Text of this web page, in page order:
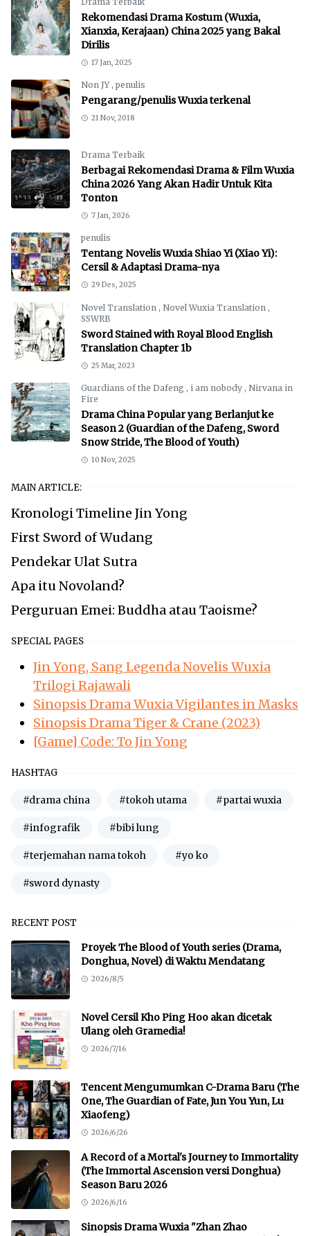
Rekomendasi Drama Kostum (Wuxia,
Xianxia, Kerajaan) China 2025 yang Bakal
Dirilis
17 Jan, 2025
Non JY , penulis
Pengarang/penulis Wuxia terkenal
21 Nov, 2018
Drama Terbaik
Berbagai Rekomendasi Drama & Film Wuxia
China 2026 Yang Akan Hadir Untuk Kita
Tonton
7 Jan, 2026
penulis
Tentang Novelis Wuxia Shiao Yi (Xiao Yi):
Cersil & Adaptasi Drama-nya
29 Des, 2025
Novel Translation , Novel Wuxia Translation ,
SSWRB
Sword Stained with Royal Blood English
Translation Chapter 1b
25 Mar, 2023
Guardians of the Dafeng , i am nobody , Nirvana in
Fire
Drama China Popular yang Berlanjut ke
Season 2 (Guardian of the Dafeng, Sword
Snow Stride, The Blood of Youth)
10 Nov, 2025
MAIN ARTICLE:
Kronologi Timeline Jin Yong
First Sword of Wudang
Pendekar Ulat Sutra
Apa itu Novoland?
Perguruan Emei: Buddha atau Taoisme?
SPECIAL PAGES
Jin Yong, Sang Legenda Novelis Wuxia
Trilogi Rajawali
Sinopsis Drama Wuxia Vigilantes in Masks
Sinopsis Drama Tiger & Crane (2023)
[Game] Code: To Jin Yong
HASHTAG
#drama china #tokoh utama #partai wuxia
#infografik #bibi lung
#terjemahan nama tokoh #yo ko
#sword dynasty
RECENT POST
Proyek The Blood of Youth series (Drama,
Donghua, Novel) di Waktu Mendatang
2026/8/5
Novel Cersil Kho Ping Hoo akan dicetak
Ulang oleh Gramedia!
2026/7/16
Tencent Mengumumkan C-Drama Baru (The
One, The Guardian of Fate, Jun You Yun, Lu
Xiaofeng)
2026/6/26
A Record of a Mortal's Journey to Immortality
(The Immortal Ascension versi Donghua)
Season Baru 2026
2026/6/16
Sinopsis Drama Wuxia "Zhan Zhao